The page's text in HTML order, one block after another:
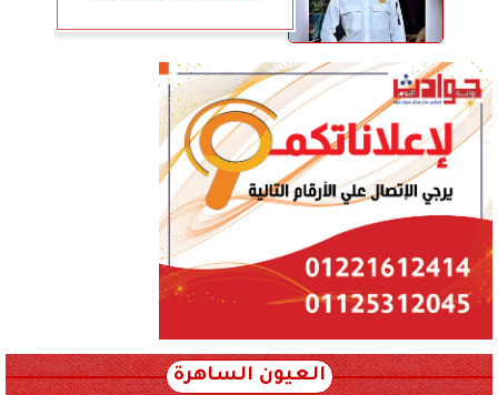
العيون الساهرة